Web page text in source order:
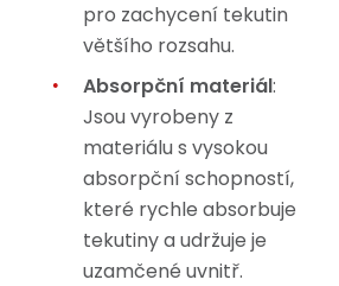
pro zachycení tekutin
většího rozsahu.
Absorpční materiál:
Jsou vyrobeny z
materiálu s vysokou
absorpční schopností,
které rychle absorbuje
tekutiny a udržuje je
uzamčené uvnitř.